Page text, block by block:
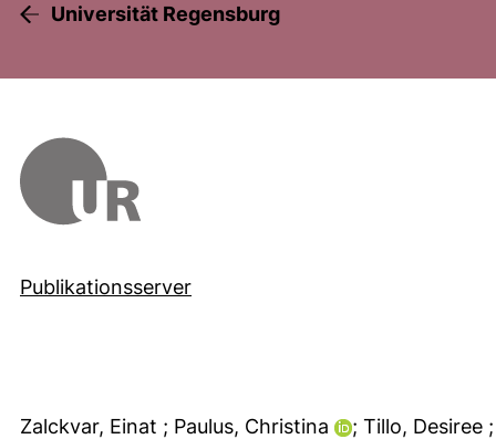
Universität Regensburg
Publikationsserver
Zalckvar, Einat ; Paulus, Christina ; Tillo, Desiree